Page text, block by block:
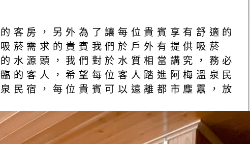
客房，另外為了讓每位貴賓享有舒適的
菸需求的貴賓我們於戶外有提供吸菸
水源頭，我們對於水質相當講究，務必
的客人，希望每位客人踏進阿梅溫泉民
民宿，每位貴賓可以遠離都市塵囂，放